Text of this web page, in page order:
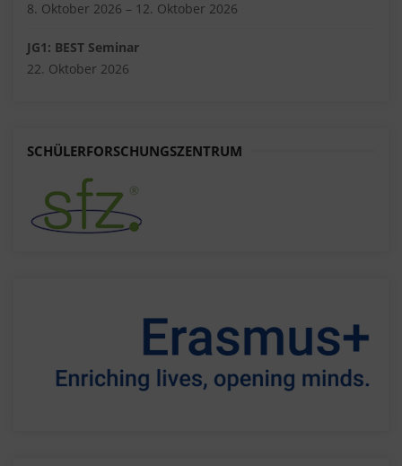
8. Oktober 2026 – 12. Oktober 2026
JG1: BEST Seminar
22. Oktober 2026
SCHÜLERFORSCHUNGSZENTRUM